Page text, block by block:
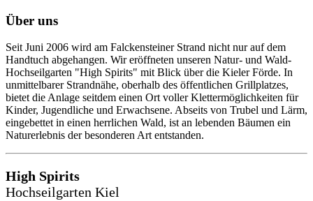
Über uns
Seit Juni 2006 wird am Falckensteiner Strand nicht nur auf dem
Handtuch abgehangen. Wir eröffneten unseren Natur- und Wald-
Hochseilgarten "High Spirits" mit Blick über die Kieler Förde. In
unmittelbarer Strandnähe, oberhalb des öffentlichen Grillplatzes,
bietet die Anlage seitdem einen Ort voller Klettermöglichkeiten für
Kinder, Jugendliche und Erwachsene. Abseits von Trubel und Lärm,
eingebettet in einen herrlichen Wald, ist an lebenden Bäumen ein
Naturerlebnis der besonderen Art entstanden.
High Spirits
Hochseilgarten Kiel